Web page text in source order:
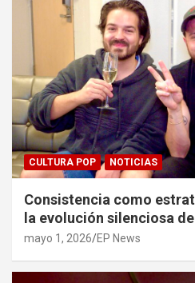
CULTURA POP NOTICIAS
Consistencia como
la evolución silenciosa
mayo 1, 2026 EP News